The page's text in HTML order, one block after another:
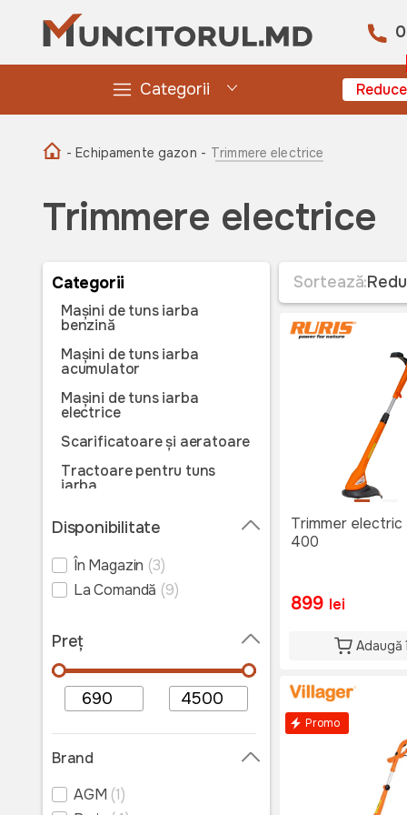
Categorii
- Echipamente gazon - Trimmere electrice
Trimmere electrice
Categorii
Mașini de tuns iarba
benzină
Mașini de tuns iarba
acumulator
Mașini de tuns iarba
electrice
Scarificatoare și aeratoare
Tractoare pentru tuns
iarba
Motocoase
Trimmere pe acumulator
Trimmere electrice
Trimmere pentru tuns gard
viu
Mașini de tuns iarba
motocoase
Accesorii și consumabile
pentru tractoare și roboți
Disponibilitate
În Magazin (3)
La Comandă (9)
Preț
Brand
AGM (1)
Sortează:
Trimmer electric
400
899 lei
Adaugă
Promo